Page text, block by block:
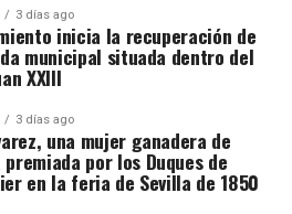
Francia
Los jornaleros
semanas unos ingresos
en campañas
También encuentran
pago regulado de las
que regresan a las mismas
3 días ago
inicia la recuperación de
municipal situada dentro del
XXIII
3 días ago
una mujer ganadera de
por los Duques de
en la feria de Sevilla de 1850